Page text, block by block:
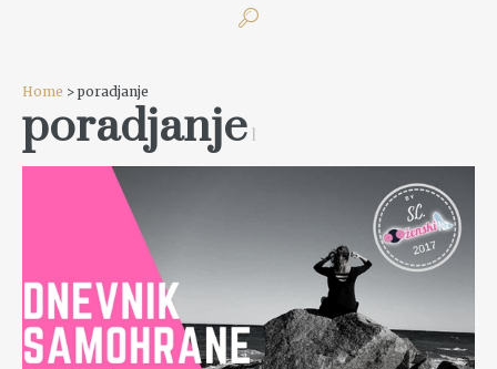
Home > poradjanje
poradjanje 1